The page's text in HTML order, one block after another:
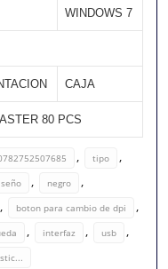
WINDOWS 7
CAJA
80 PCS
, tipo ,
, negro ,
, boton para cambio de dpi ,
, interfaz , usb ,